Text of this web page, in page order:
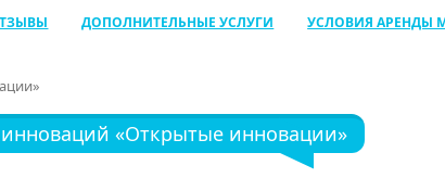
ДОПОЛНИТЕЛЬНЫЕ УСЛУГИ УСЛОВИЯ АРЕНДЫ
«Открытые инновации»